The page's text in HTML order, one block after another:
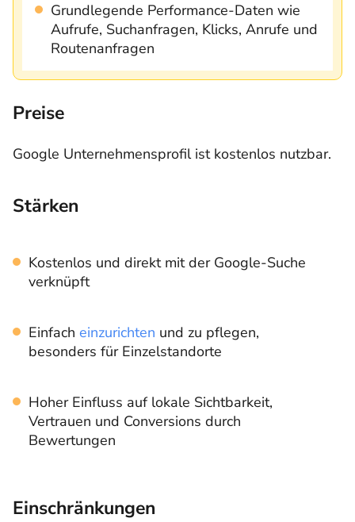
Grundlegende Performance-Daten wie
Aufrufe, Suchanfragen, Klicks, Anrufe und
Routenanfragen
Preise
Google Unternehmensprofil ist kostenlos nutzbar.
Stärken
Kostenlos und direkt mit der Google-Suche
verknüpft
Einfach einzurichten und zu pflegen,
besonders für Einzelstandorte
Hoher Einfluss auf lokale Sichtbarkeit,
Vertrauen und Conversions durch
Bewertungen
Einschränkungen